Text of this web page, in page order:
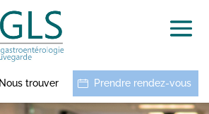
Nous trouver Prendre rendez-vous